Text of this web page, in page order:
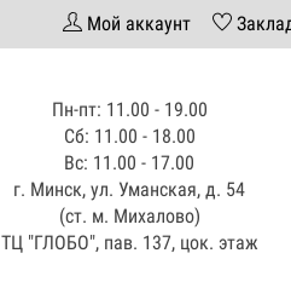
Мой аккаунт
Пн-пт: 11.00 - 19.00
Сб: 11.00 - 18.00
Вс: 11.00 - 17.00
г. Минск, ул. Уманская, д. 54
(ст. м. Михалово)
ТЦ "ГЛОБО", пав. 137, цок. этаж